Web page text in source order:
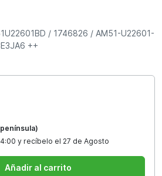
/ 1746826 / AM51-U22601-
++
y recíbelo el 27 de Agosto
Añadir al carrito